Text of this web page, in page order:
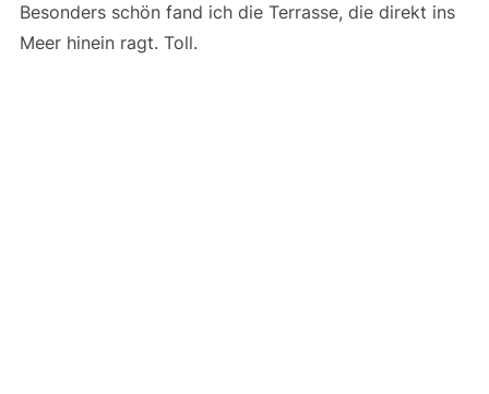
Besonders schön fand ich die Terrasse, die direkt ins
Meer hinein ragt. Toll.